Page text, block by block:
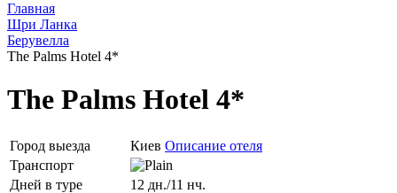
Главная
Шри Ланка
Берувелла
The Palms Hotel 4*
The Palms Hotel 4*
Город выезда Киев Описание отеля
Транспорт
Дней в туре
12 дн./11 нч.